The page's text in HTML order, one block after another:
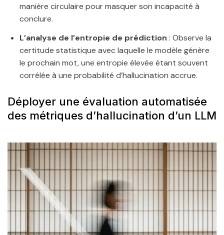
manière circulaire pour masquer son incapacité à
conclure.
L’analyse de l’entropie de prédiction : Observe la
certitude statistique avec laquelle le modèle génère
le prochain mot, une entropie élevée étant souvent
corrélée à une probabilité d’hallucination accrue.
Déployer une évaluation automatisée
des métriques d’hallucination d’un LLM